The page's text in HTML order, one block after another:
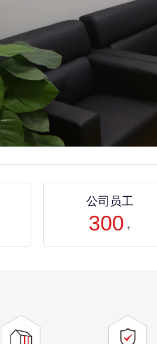
公司员工
300 +